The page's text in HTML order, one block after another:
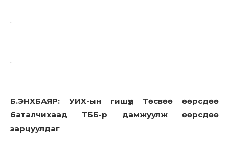
.
.
Б.ЭНХБАЯР: УИХ-ын гишүүд Төсвөө өөрсдөө
баталчихаад ТББ-р дамжуулж өөрсдөө
зарцуулдаг